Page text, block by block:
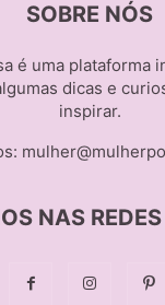
SOBRE NÓS
é uma plataforma
dicas e
inspirar.
NAS